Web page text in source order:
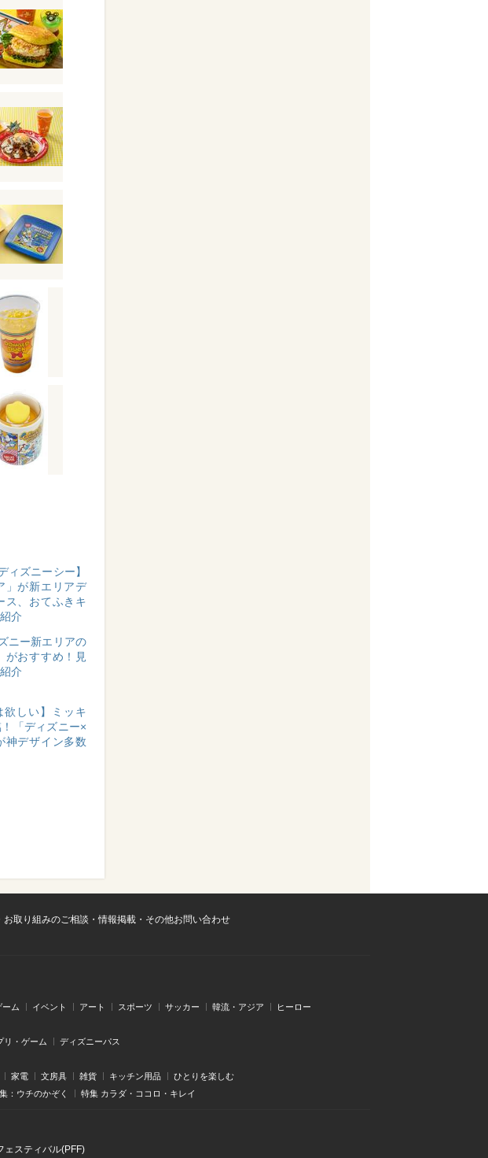
ィズニーシー】
」が新エリアデ
ス、おてふきキ
介
ニー新エリアの
がおすすめ！見
介
欲しい】ミッキ
「ディズニー×
神デザイン多数
お取り組みのご相談・情報掲載・その他お問い合わせ
ーム イベント アート スポーツ サッカー 韓流・アジア ヒーロー
リ・ゲーム ディズニーパス
家電 文房具 雑貨 キッチン用品 ひとりを楽しむ
：ウチのかぞく 特集 カラダ・ココロ・キレイ
ェスティバル(PFF)